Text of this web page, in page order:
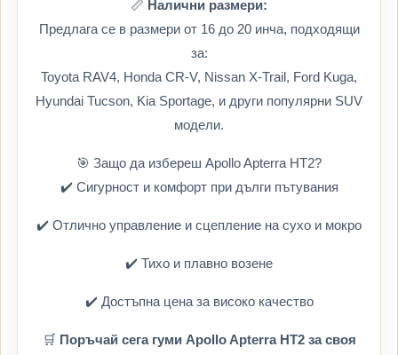
📏 Налични размери:
Предлага се в размери от 16 до 20 инча, подходящи
за:
Toyota RAV4, Honda CR-V, Nissan X-Trail, Ford Kuga,
Hyundai Tucson, Kia Sportage, и други популярни SUV
модели.
🎯 Защо да избереш Apollo Apterra HT2?
✔️ Сигурност и комфорт при дълги пътувания
✔️ Отлично управление и сцепление на сухо и мокро
✔️ Тихо и плавно возене
✔️ Достъпна цена за високо качество
🛒 Поръчай сега гуми Apollo Apterra HT2 за своя